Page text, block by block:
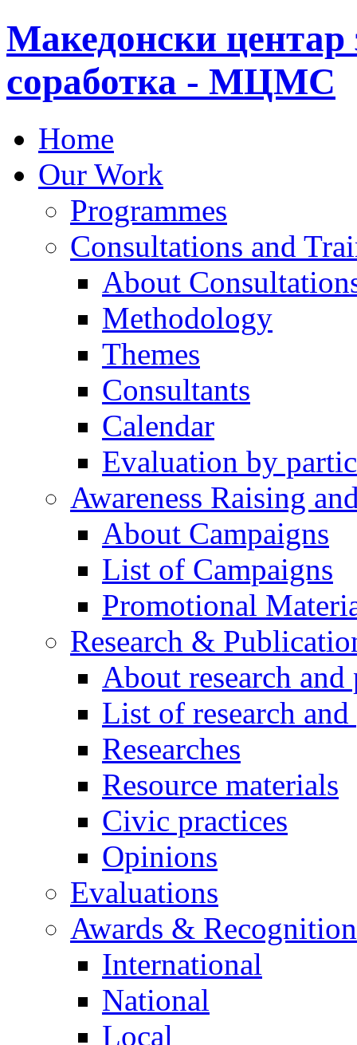
Македонски центар
соработка - МЦМС
Home
Our Work
Programmes
Consultations and
About
Methodology
Themes
Consultants
Calendar
Evaluation by
Awareness Raising
About Campaigns
List of Campaigns
Promotional
Research &
About research
List of research
Researches
Resource materials
Civic practices
Opinions
Evaluations
Awards &
International
National
Local